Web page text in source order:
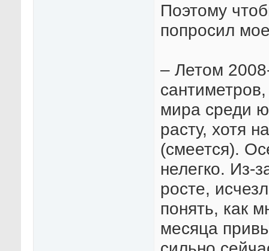
Поэтому
попросил
– Летом
мира среди
расту, хотя
(смеется).
нелегко. Из-
росте,
понять, как
месяца